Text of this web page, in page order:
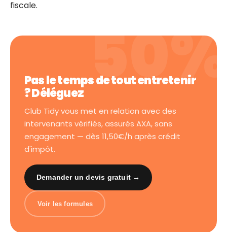
fiscale.
Pas le temps de tout entretenir
? Déléguez
Club Tidy vous met en relation avec des
intervenants vérifiés, assurés AXA, sans
engagement — dès 11,50€/h après crédit
d'impôt.
Demander un devis gratuit →
Voir les formules